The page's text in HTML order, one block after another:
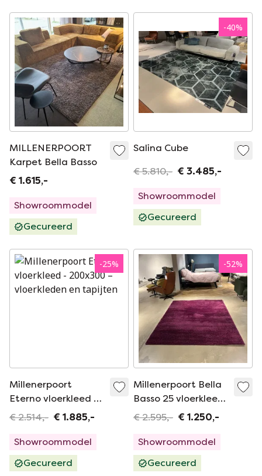
MILLENERPOORT
Karpet Bella Basso
€ 1.615,-
Showroommodel
Gecureerd
-40%
Salina Cube
€ 5.810,- € 3.485,-
Showroommodel
Gecureerd
-25%
Millenerpoort
Eterno vloerkleed -
200x300
€ 2.514,- € 1.885,-
Showroommodel
Gecureerd
-52%
Millenerpoort Bella
Basso 25 vloerkleed
- 200x250
€ 2.595,- € 1.250,-
Showroommodel
Gecureerd